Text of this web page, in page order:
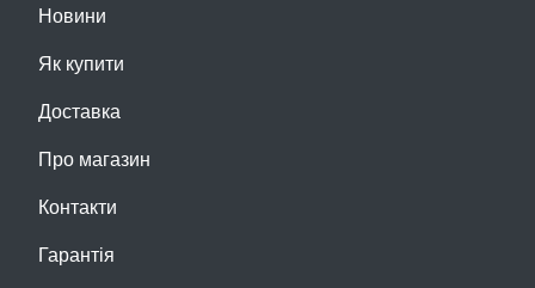
Новини
Як купити
Доставка
Про магазин
Контакти
Гарантія